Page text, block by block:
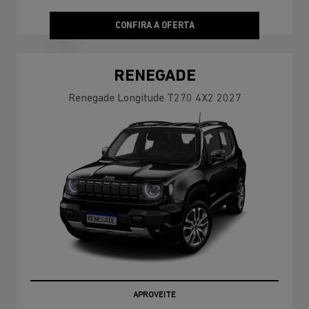
CONFIRA A OFERTA
RENEGADE
Renegade Longitude T270 4X2 2027
APROVEITE